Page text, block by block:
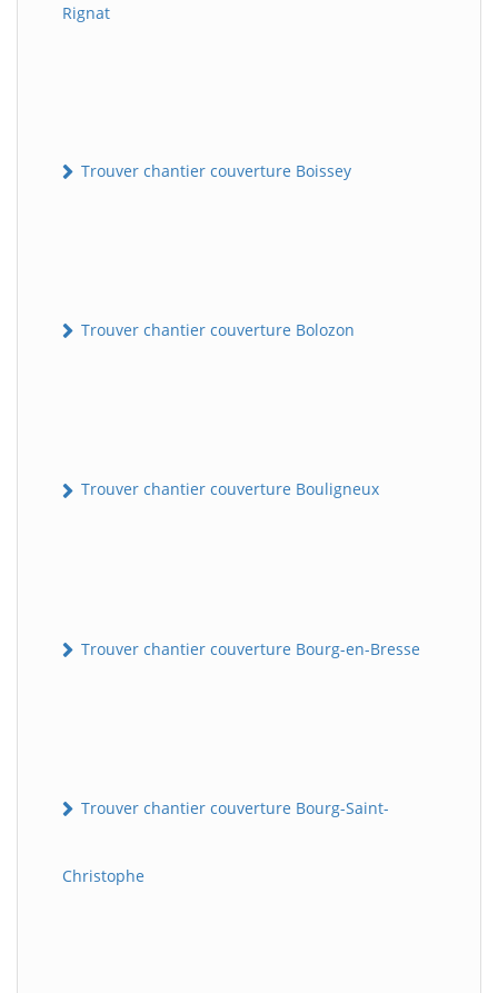
Rignat
Trouver chantier couverture Boissey
Trouver chantier couverture Bolozon
Trouver chantier couverture Bouligneux
Trouver chantier couverture Bourg-en-Bresse
Trouver chantier couverture Bourg-Saint-
Christophe